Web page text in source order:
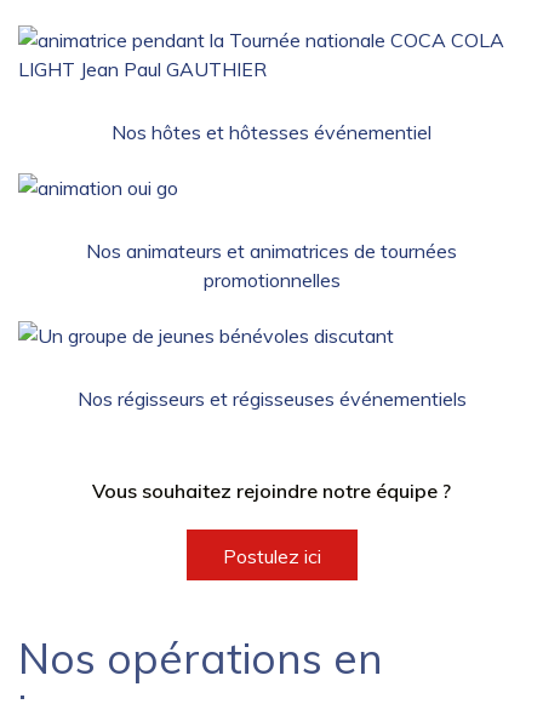
Nos hôtes et hôtesses événementiel
Nos animateurs et animatrices de tournées
promotionnelles
Nos régisseurs et régisseuses événementiels
Vous souhaitez rejoindre notre équipe ?
Postulez ici
Nos opérations en